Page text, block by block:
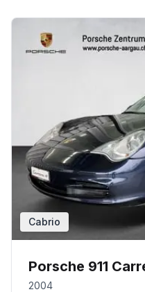
Cabrio
Porsche 911
2004